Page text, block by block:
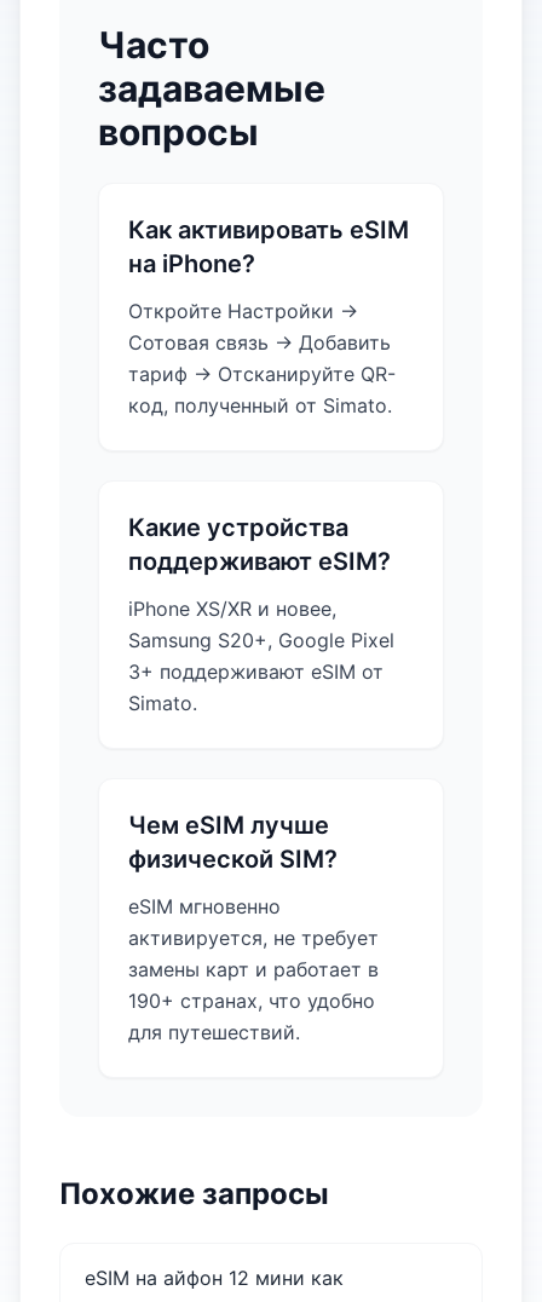
Часто
задаваемые
вопросы
Как активировать eSIM
на iPhone?
Откройте Настройки →
Сотовая связь → Добавить
тариф → Отсканируйте QR-
код, полученный от Simato.
Какие устройства
поддерживают eSIM?
iPhone XS/XR и новее,
Samsung S20+, Google Pixel
3+ поддерживают eSIM от
Simato.
Чем eSIM лучше
физической SIM?
eSIM мгновенно
активируется, не требует
замены карт и работает в
190+ странах, что удобно
для путешествий.
Похожие запросы
eSIM на айфон 12 мини как